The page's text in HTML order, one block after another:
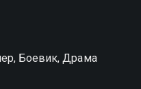
биржи
Боевик, Драма